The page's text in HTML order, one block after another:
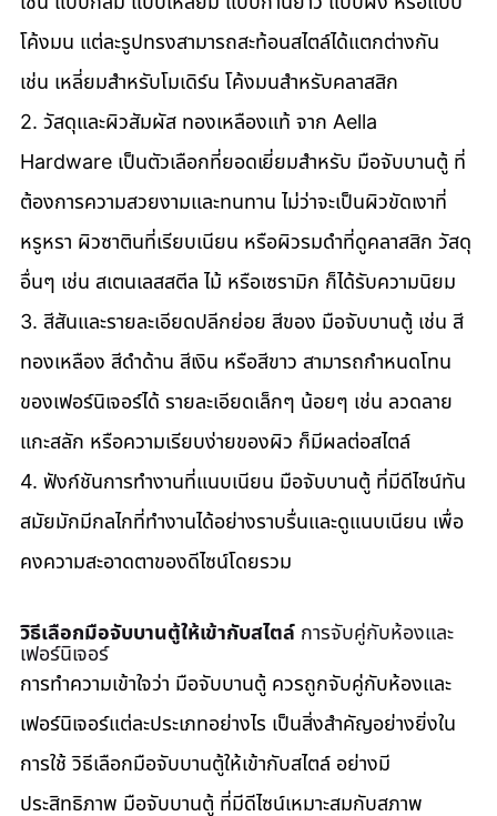
โค้งมน แต่ละรูปทรงสามารถสะท้อนสไตล์ได้แตกต่างกัน
เช่น เหลี่ยมสำหรับโมเดิร์น โค้งมนสำหรับคลาสสิก
2. วัสดุและผิวสัมผัส ทองเหลืองแท้ จาก Aella
Hardware เป็นตัวเลือกที่ยอดเยี่ยมสำหรับ มือจับบานตู้ ที่
ต้องการความสวยงามและทนทาน ไม่ว่าจะเป็นผิวขัดเงาที่
หรูหรา ผิวซาตินที่เรียบเนียน หรือผิวรมดำที่ดูคลาสสิก วัสดุ
อื่นๆ เช่น สเตนเลสสตีล ไม้ หรือเซรามิก ก็ได้รับความนิยม
3. สีสันและรายละเอียดปลีกย่อย สีของ มือจับบานตู้ เช่น สี
ทองเหลือง สีดำด้าน สีเงิน หรือสีขาว สามารถกำหนดโทน
ของเฟอร์นิเจอร์ได้ รายละเอียดเล็กๆ น้อยๆ เช่น ลวดลาย
แกะสลัก หรือความเรียบง่ายของผิว ก็มีผลต่อสไตล์
4. ฟังก์ชันการทำงานที่แนบเนียน มือจับบานตู้ ที่มีดีไซน์ทัน
สมัยมักมีกลไกที่ทำงานได้อย่างราบรื่นและดูแนบเนียน เพื่อ
คงความสะอาดตาของดีไซน์โดยรวม
วิธีเลือกมือจับบานตู้ให้เข้ากับสไตล์ การจับคู่กับห้องและ
เฟอร์นิเจอร์
การทำความเข้าใจว่า มือจับบานตู้ ควรถูกจับคู่กับห้องและ
เฟอร์นิเจอร์แต่ละประเภทอย่างไร เป็นสิ่งสำคัญอย่างยิ่งใน
การใช้ วิธีเลือกมือจับบานตู้ให้เข้ากับสไตล์ อย่างมี
ประสิทธิภาพ มือจับบานตู้ ที่มีดีไซน์เหมาะสมกับสภาพ